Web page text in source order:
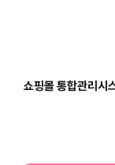
쇼핑몰 통합관리시